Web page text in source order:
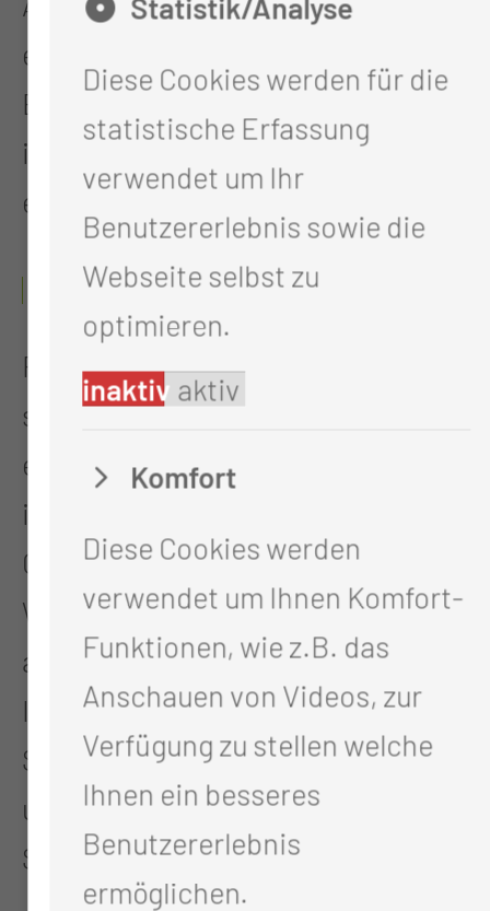
einige Tage in Anspruch. Die
Ergebnisse werden anschließend
in die weitere Behandlungsplanung
einbezogen.
WAS IST ZU BEACHTEN?
Für Patientinnen und Patienten
sind keine direkten Vorbereitungen
erforderlich, da die Untersuchung
im Anschluss an eine
Gewebeentnahme erfolgt. Die
Wartezeit auf das Ergebnis kann
als belastend empfunden werden.
Ihr Behandlungsteam informiert
Sie, sobald die Befunde vorliegen,
und bespricht die nächsten
Schritte mit Ihnen.
Statistik/Analyse
Diese Cookies werden für die
statistische Erfassung
verwendet um Ihr
Benutzererlebnis sowie die
Webseite selbst zu
optimieren.
inaktiv aktiv
Komfort
Diese Cookies werden
verwendet um Ihnen Komfort-
Funktionen, wie z.B. das
Anschauen von Videos, zur
Verfügung zu stellen welche
Ihnen ein besseres
Benutzererlebnis
ermöglichen.